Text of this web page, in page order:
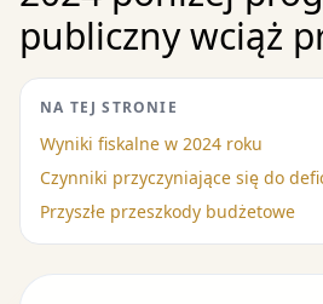
publiczny wciąż
NA TEJ STRONIE
Wyniki fiskalne w 2024 roku
Czynniki przyczyniające się do
Przyszłe przeszkody budżetowe